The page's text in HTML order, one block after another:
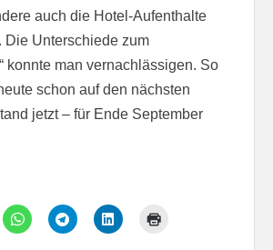
auch die Hotel-Aufenthalte
Die Unterschiede zum
konnte man vernachlässigen. So
schon auf den nächsten
jetzt – für Ende September